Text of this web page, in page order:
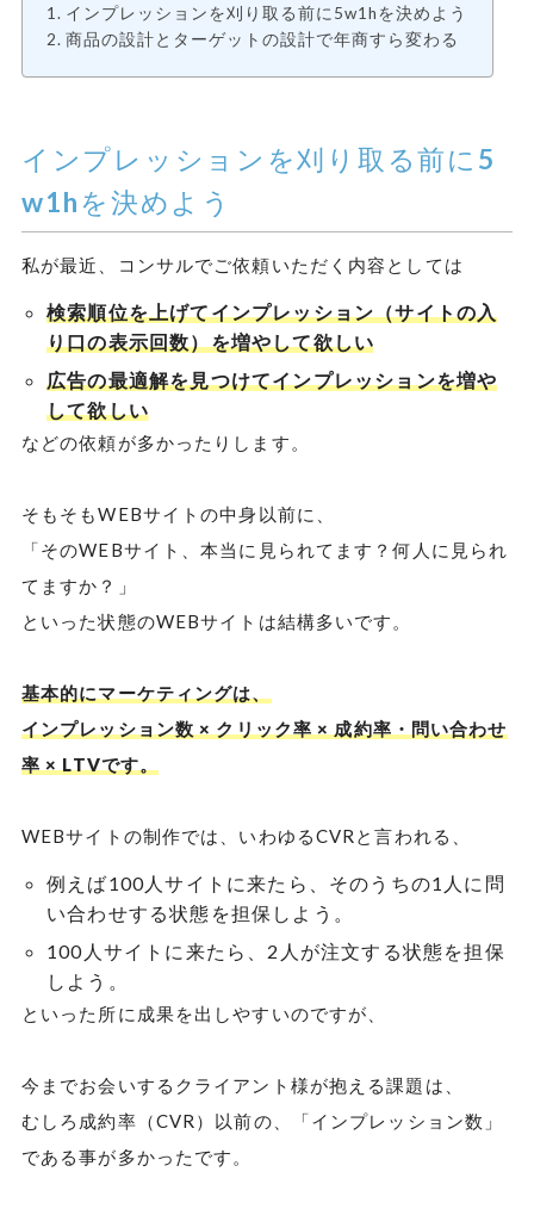
インプレッションを刈り取る前に5w1hを決めよう
商品の設計とターゲットの設計で年商すら変わる
インプレッションを刈り取る前に5
w1hを決めよう
私が最近、コンサルでご依頼いただく内容としては
検索順位を上げてインプレッション（サイトの入
り口の表示回数）を増やして欲しい
広告の最適解を見つけてインプレッションを増や
して欲しい
などの依頼が多かったりします。
そもそもWEBサイトの中身以前に、
「そのWEBサイト、本当に見られてます？何人に見られ
てますか？」
といった状態のWEBサイトは結構多いです。
基本的にマーケティングは、
インプレッション数 × クリック率 × 成約率・問い合わせ
率 × LTVです。
WEBサイトの制作では、いわゆるCVRと言われる、
例えば100人サイトに来たら、そのうちの1人に問
い合わせする状態を担保しよう。
100人サイトに来たら、2人が注文する状態を担保
しよう。
といった所に成果を出しやすいのですが、
今までお会いするクライアント様が抱える課題は、
むしろ成約率（CVR）以前の、「インプレッション数」
である事が多かったです。